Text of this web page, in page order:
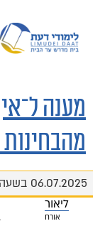
מענה
06.07.2025 בשעה 20:27
ליאור
אורח